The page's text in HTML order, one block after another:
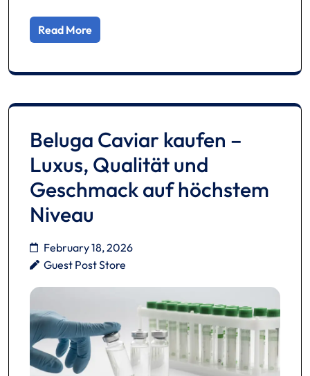
Read More
Beluga Caviar kaufen –
Luxus, Qualität und
Geschmack auf höchstem
Niveau
February 18, 2026
Guest Post Store